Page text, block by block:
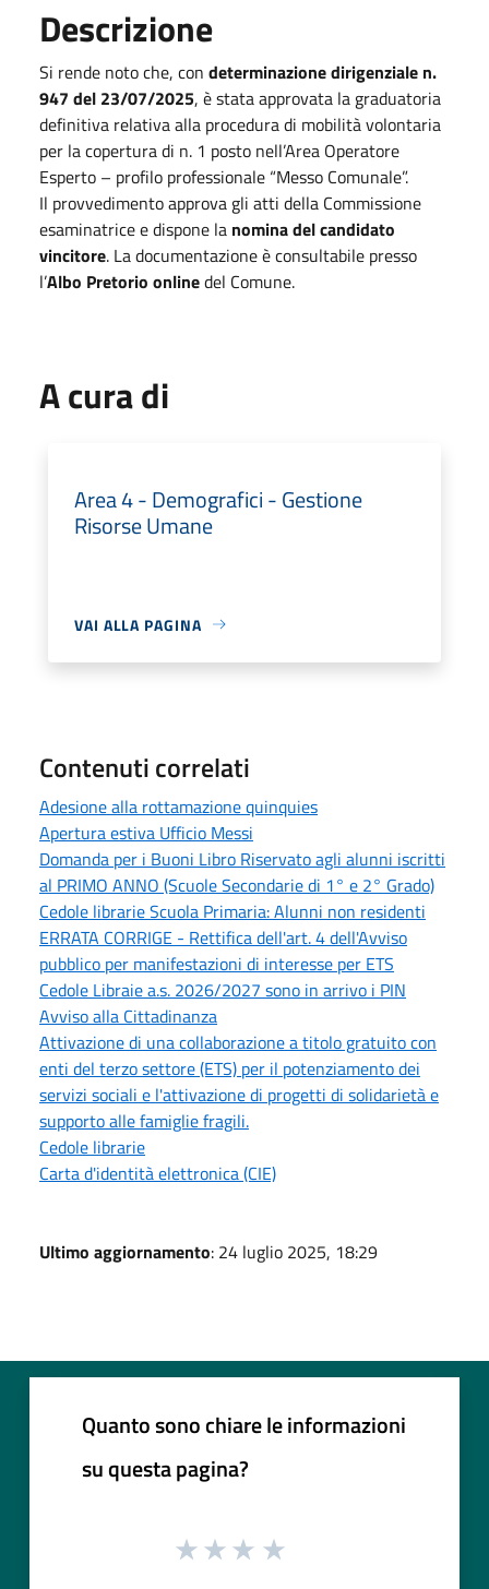
Descrizione
Si rende noto che, con determinazione dirigenziale n.
947 del 23/07/2025, è stata approvata la graduatoria
definitiva relativa alla procedura di mobilità volontaria
per la copertura di n. 1 posto nell’Area Operatore
Esperto – profilo professionale “Messo Comunale”.
Il provvedimento approva gli atti della Commissione
esaminatrice e dispone la nomina del candidato
vincitore. La documentazione è consultabile presso
l’Albo Pretorio onlinedel Comune.
A cura di
Area 4 - Demografici - Gestione
Risorse Umane
VAI ALLA PAGINA
Contenuti correlati
Adesione alla rottamazione quinquies
Apertura estiva Ufficio Messi
Domanda per i Buoni Libro Riservato agli alunni iscritti
al PRIMO ANNO (Scuole Secondarie di 1° e 2° Grado)
Cedole librarie Scuola Primaria: Alunni non residenti
ERRATA CORRIGE - Rettifica dell'art. 4 dell'Avviso
pubblico per manifestazioni di interesse per ETS
Cedole Libraie a.s. 2026/2027 sono in arrivo i PIN
Avviso alla Cittadinanza
Attivazione di una collaborazione a titolo gratuito con
enti del terzo settore (ETS) per il potenziamento dei
servizi sociali e l'attivazione di progetti di solidarietà e
supporto alle famiglie fragili.
Cedole librarie
Carta d'identità elettronica (CIE)
Ultimo aggiornamento: 24 luglio 2025, 18:29
Quanto sono chiare le informazioni
su questa pagina?